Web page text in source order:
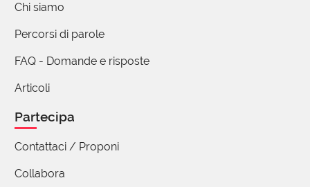
Chi siamo
Percorsi di parole
FAQ - Domande e risposte
Articoli
Partecipa
Contattaci / Proponi
Collabora